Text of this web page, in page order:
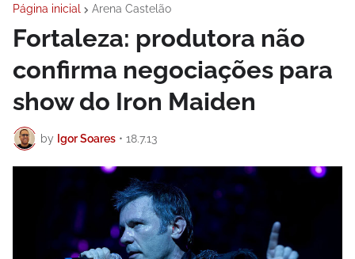
Página inicial Arena Castelão
Fortaleza: produtora não
confirma negociações para
show do Iron Maiden
by Igor Soares • 18.7.13